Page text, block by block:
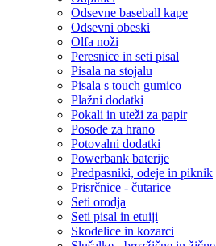
Odsevne baseball kape
Odsevni obeski
Olfa noži
Peresnice in seti pisal
Pisala na stojalu
Pisala s touch gumico
Plažni dodatki
Pokali in uteži za papir
Posode za hrano
Potovalni dodatki
Powerbank baterije
Predpasniki, odeje in piknik
Prisrčnice - čutarice
Seti orodja
Seti pisal in etuiji
Skodelice in kozarci